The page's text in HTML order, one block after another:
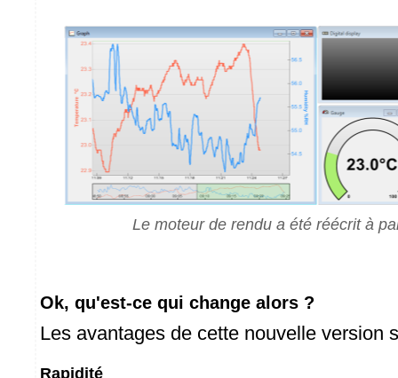
Le moteur de rendu a été réécrit à
Ok, qu'est-ce qui change alors ?
Les avantages de cette nouvelle version
Rapidité